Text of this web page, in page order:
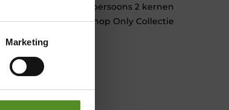
Marketing
Tweepersoons 2 kernen
Webshop Only Collectie